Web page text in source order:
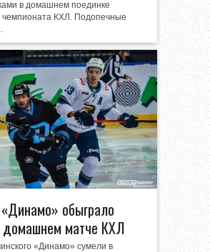
в домашнем поединке
чемпионата КХЛ. Подопечные
обыграло
домашнем матче КХЛ
«Динамо» сумели в